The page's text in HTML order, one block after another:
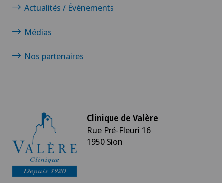
Actualités / Événements
Médias
Nos partenaires
Clinique de Valère
Rue Pré-Fleuri 16
1950 Sion